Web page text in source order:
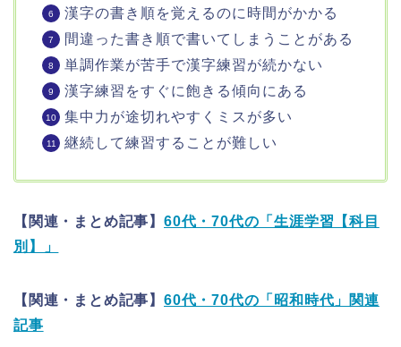
漢字の書き順を覚えるのに時間がかかる
間違った書き順で書いてしまうことがある
単調作業が苦手で漢字練習が続かない
漢字練習をすぐに飽きる傾向にある
集中力が途切れやすくミスが多い
継続して練習することが難しい
【関連・まとめ記事】 60代・70代の「生涯学習【科目
別】」
【関連・まとめ記事】 60代・70代の「昭和時代」関連
記事